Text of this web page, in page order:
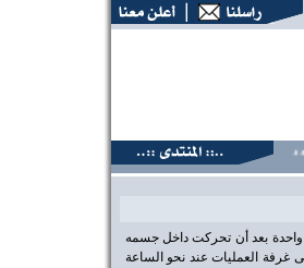
البحرين، عين على
واحدة بعد أن تحركت داخل جسمه
غرفة العمليات عند نحو الساعة